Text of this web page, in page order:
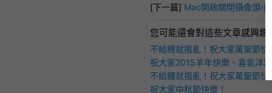
[下一篇] Mac開啟關閉攝像頭小
您可能還會對這些文章感興趣！
不給糖就搗亂！祝大家萬聖節快
祝大家2015羊年快樂、喜氣洋洋
不給糖就搗亂！祝大家萬聖節快
祝大家中秋節快樂！